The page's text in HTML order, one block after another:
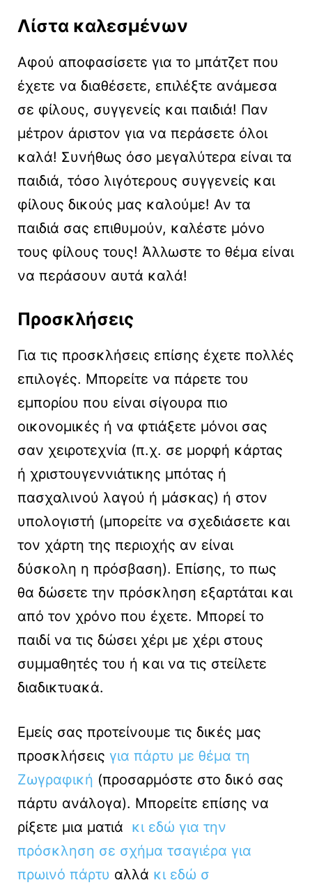
Λίστα καλεσμένων
Αφού αποφασίσετε για το μπάτζετ που
έχετε να διαθέσετε, επιλέξτε ανάμεσα
σε φίλους, συγγενείς και παιδιά! Παν
μέτρον άριστον για να περάσετε όλοι
καλά! Συνήθως όσο μεγαλύτερα είναι τα
παιδιά, τόσο λιγότερους συγγενείς και
φίλους δικούς μας καλούμε! Αν τα
παιδιά σας επιθυμούν, καλέστε μόνο
τους φίλους τους! Άλλωστε το θέμα είναι
να περάσουν αυτά καλά!
Προσκλήσεις
Για τις προσκλήσεις επίσης έχετε πολλές
επιλογές. Μπορείτε να πάρετε του
εμπορίου που είναι σίγουρα πιο
οικονομικές ή να φτιάξετε μόνοι σας
σαν χειροτεχνία (π.χ. σε μορφή κάρτας
ή χριστουγεννιάτικης μπότας ή
πασχαλινού λαγού ή μάσκας) ή στον
υπολογιστή (μπορείτε να σχεδιάσετε και
τον χάρτη της περιοχής αν είναι
δύσκολη η πρόσβαση). Επίσης, το πως
θα δώσετε την πρόσκληση εξαρτάται και
από τον χρόνο που έχετε. Μπορεί το
παιδί να τις δώσει χέρι με χέρι στους
συμμαθητές του ή και να τις στείλετε
διαδικτυακά.
Εμείς σας προτείνουμε τις δικές μας
προσκλήσεις για πάρτυ με θέμα τη
Ζωγραφική (προσαρμόστε στο δικό σας
πάρτυ ανάλογα). Μπορείτε επίσης να
ρίξετε μια ματιά κι εδώ για την
πρόσκληση σε σχήμα τσαγιέρα για
πρωινό πάρτυ αλλά κι εδώ σ